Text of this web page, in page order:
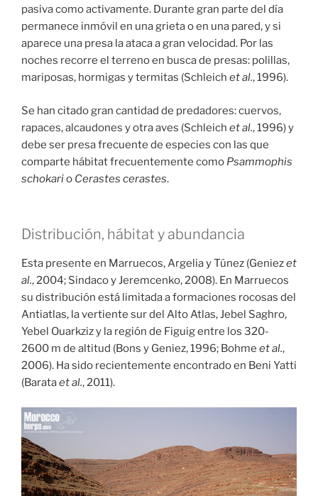
pasiva como activamente. Durante gran parte del día
permanece inmóvil en una grieta o en una pared, y si
aparece una presa la ataca a gran velocidad. Por las
noches recorre el terreno en busca de presas: polillas,
mariposas, hormigas y termitas (Schleich et al., 1996).
Se han citado gran cantidad de predadores: cuervos,
rapaces, alcaudones y otra aves (Schleich et al., 1996) y
debe ser presa frecuente de especies con las que
comparte hábitat frecuentemente como Psammophis
schokario Cerastes cerastes.
Distribución, hábitat y abundancia
Esta presente en Marruecos, Argelia y Túnez (Geniezet
al., 2004; Sindaco y Jeremcenko, 2008). En Marruecos
su distribución está limitada a formaciones rocosas del
Antiatlas, la vertiente sur del Alto Atlas, Jebel Saghro,
Yebel Ouarkziz y la región de Figuig entre los 320-
2600 m de altitud (Bons y Geniez, 1996; Bohme et al.,
2006). Ha sido recientemente encontrado en Beni Yatti
(Barataet al., 2011).